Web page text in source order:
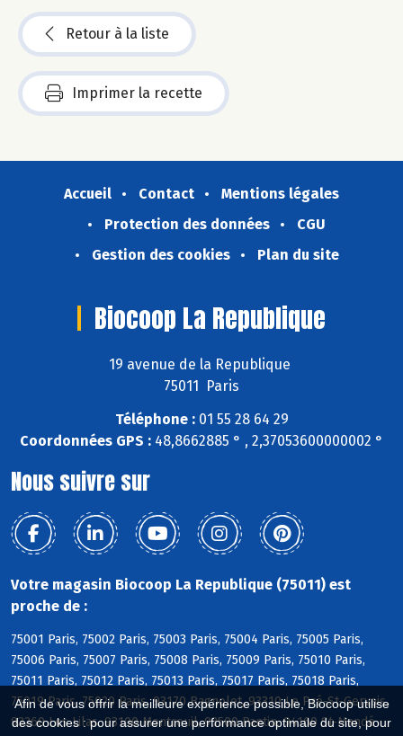
Afin de vous offrir la meilleure expérience possible, Biocoop utilise
des cookies : pour assurer une performance optimale du site, pour
Retour à la liste
Imprimer la recette
Accueil Contact
Mentions légales
Protection des données
CGU
Gestion des cookies
Plan du site
Biocoop La Republique
19 avenue de la Republique
75011 Paris
Téléphone :01 55 28 64 29
Coordonnées GPS : 48,8662885 ° , 2,37053600000002 °
Nous suivre sur
Votre magasin Biocoop La Republique (75011) est
proche de :
75001 Paris, 75002 Paris, 75003 Paris, 75004 Paris, 75005 Paris,
75006 Paris, 75007 Paris, 75008 Paris, 75009 Paris, 75010 Paris,
75011 Paris, 75012 Paris, 75013 Paris, 75017 Paris, 75018 Paris,
75019 Paris, 75020 Paris, 93170 Bagnolet, 93310 Le Pré-St-Gervais,
93260 Les Lilas, 93100 Montreuil, 93500 Pantin, 94160 St-Mandé